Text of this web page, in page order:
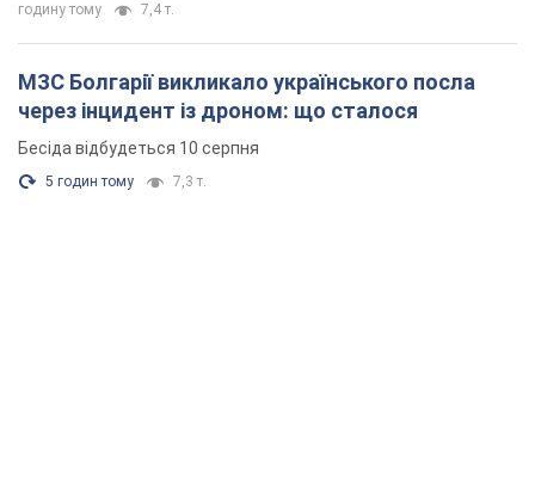
годину тому 7,4 т.
МЗС Болгарії викликало українського посла
через інцидент із дроном: що сталося
Бесіда відбудеться 10 серпня
5 годин тому 7,3 т.